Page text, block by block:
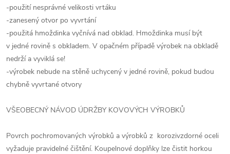
-použití nesprávné velikosti vrtáku
-zanesený otvor po vyvrtání
-použitá hmoždinka vyčnívá nad obklad. Hmoždinka musí být
v jedné rovině s obkladem. V opačném případě výrobek na obkladě
nedrží a vyviklá se!
-výrobek nebude na stěně uchycený v jedné rovině, pokud budou
chybně vyvrtané otvory
VŠEOBECNÝ NÁVOD ÚDRŽBY KOVOVÝCH VÝROBKŮ
Povrch pochromovaných výrobků a výrobků z korozivzdorné oceli
vyžaduje pravidelné čištění. Koupelnové doplňky lze čistit horkou